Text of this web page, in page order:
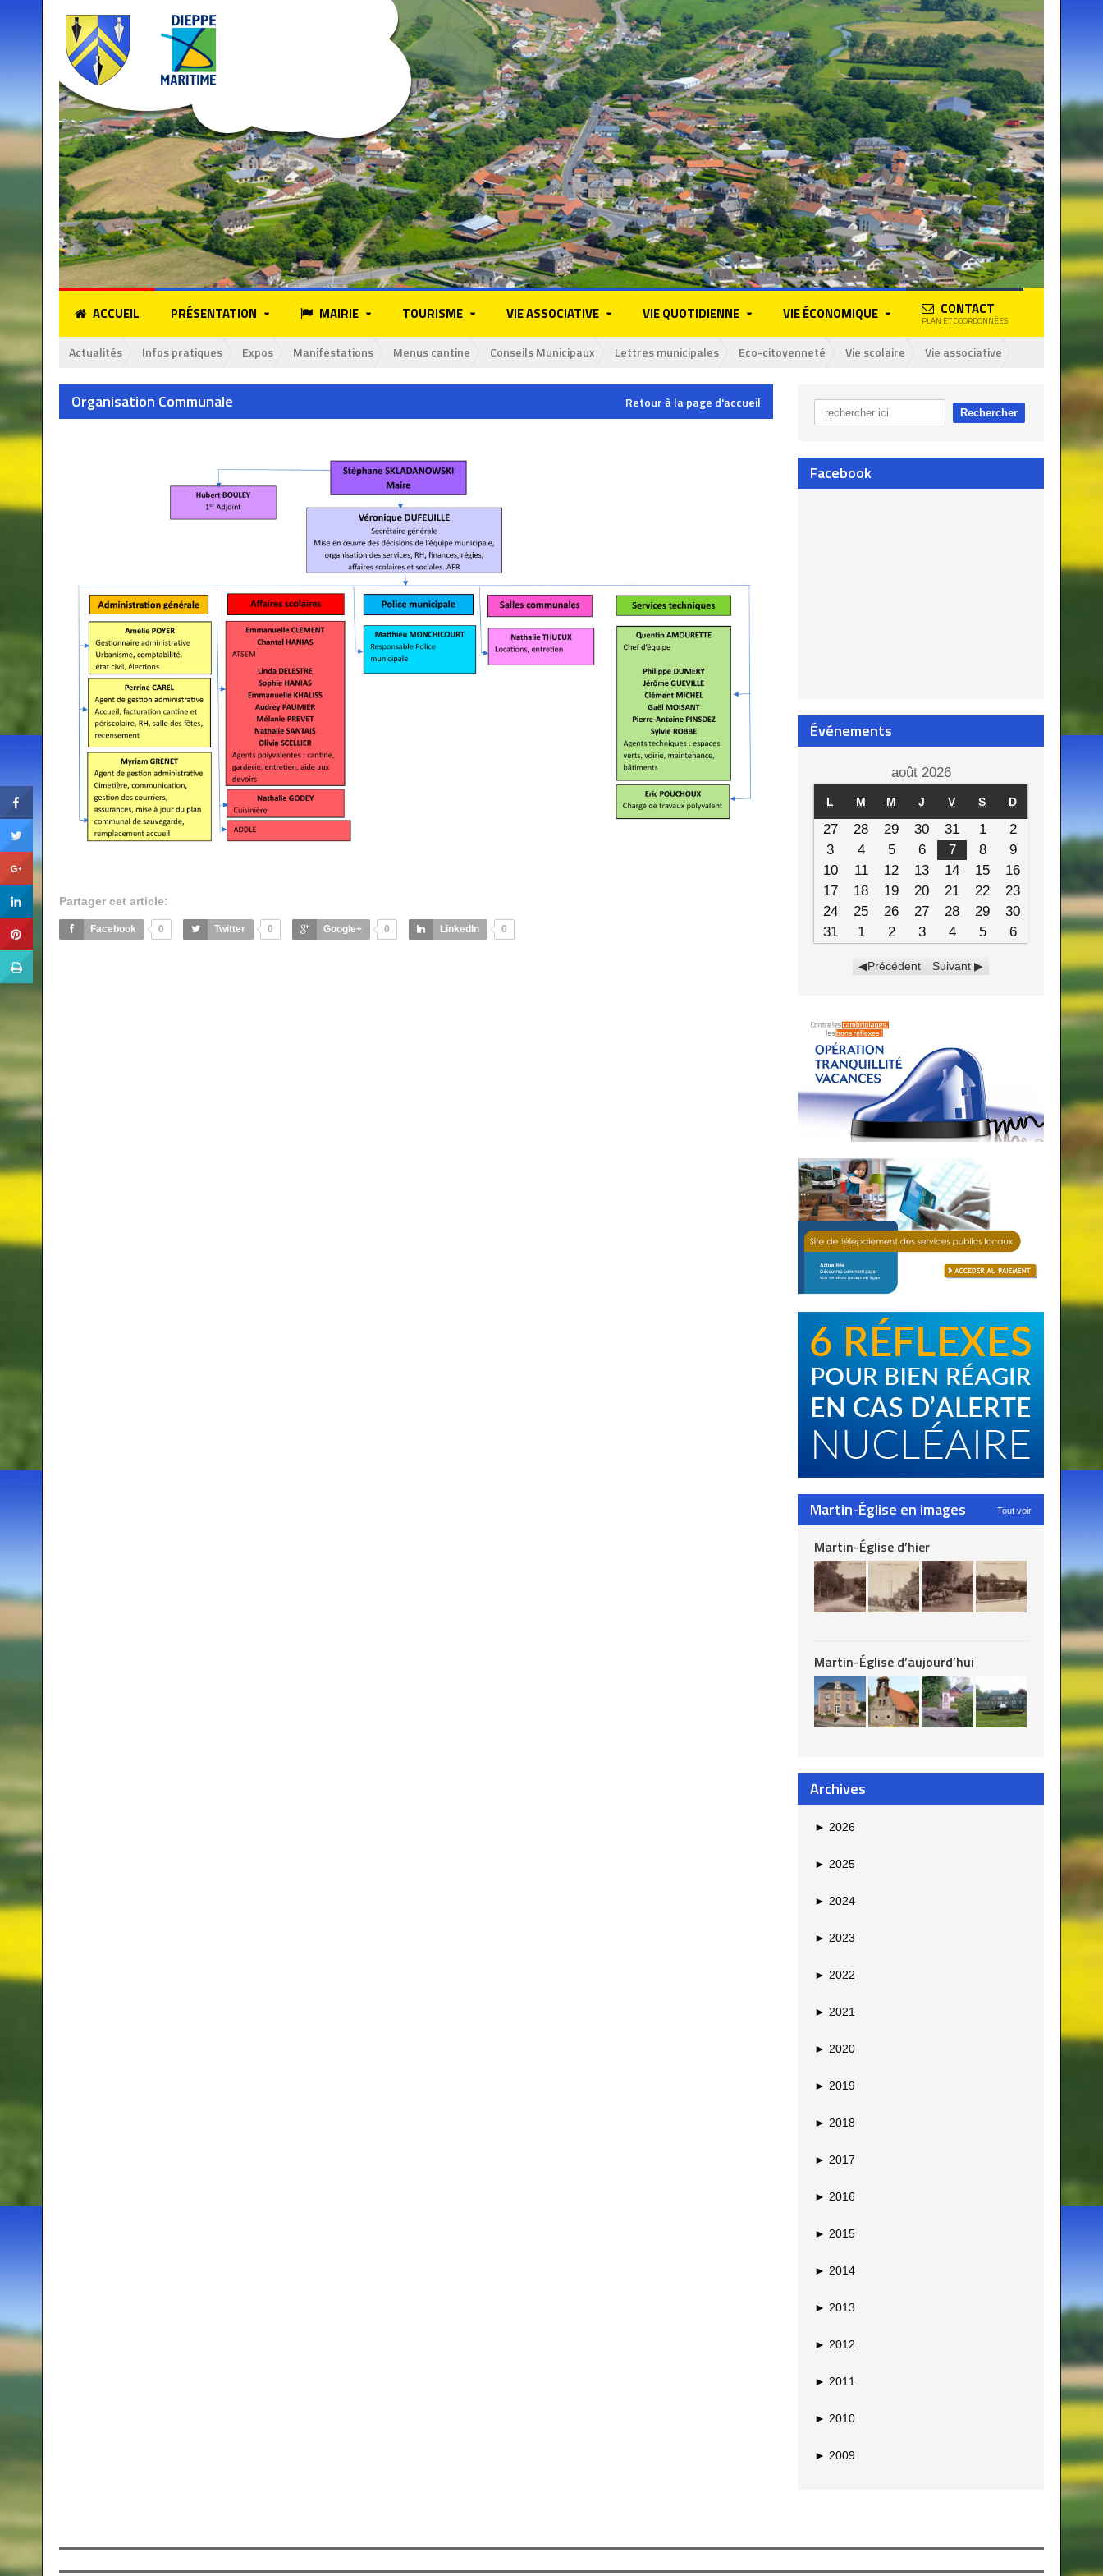
ACCUEIL PRÉSENTATION MAIRIE TOURISME VIE ASSOCIATIVE VIE QUOTIDIENNE VIE ÉCONOMIQUE CONTACT
PLAN ET COORDONNÉES
Actualités Infos pratiques Expos Manifestations Menus cantine Conseils Municipaux Lettres municipales Eco-citoyenneté Vie scolaire Vie associative
Organisation Communale Retour à la page d'accueil
Partager cet article:
Facebook 0 Twitter 0 Google+ 0 LinkedIn 0
Facebook
Événements
août 2026
L M M J V S D
27 28 29 30 31 1
2
3
4 5 6 7 8
9
10
11 12 13 14 15
16
17
18 19 20 21 22
23
24
25 26 27 28 29
30
31
1 2 3 4 5 6
Précédent Suivant
Martin-Église en images Tout voir
Martin-Église d’hier
Martin-Église d’aujourd’hui
Archives
► 2026
► 2025
► 2024
► 2023
► 2022
► 2021
► 2020
► 2019
► 2018
► 2017
► 2016
► 2015
► 2014
► 2013
► 2012
► 2011
► 2010
► 2009